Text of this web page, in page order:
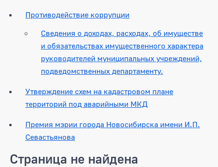
Противодействие коррупции
Сведения о доходах, расходах, об имуществе
и обязательствах имущественного характера
руководителей муниципальных учреждений,
подведомственных департаменту.
Утверждение схем на кадастровом плане
территорий под аварийными МКД
Премия мэрии города Новосибирска имени И.П.
Севастьянова
Страница не найдена